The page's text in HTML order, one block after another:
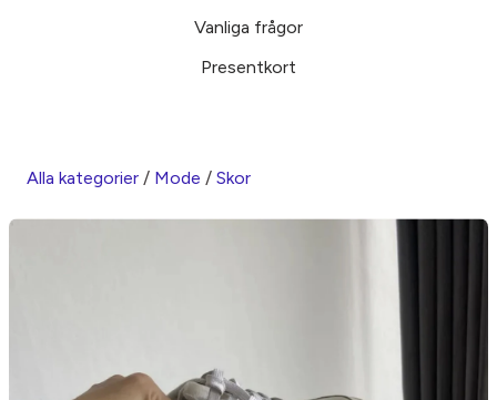
Vanliga frågor
Presentkort
Alla kategorier / Mode / Skor